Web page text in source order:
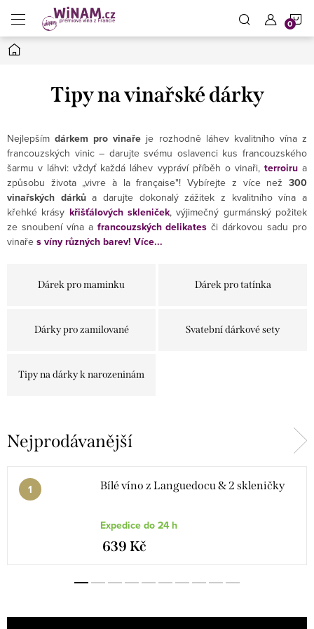
obsah
Domů
Tipy na vinařské dárky
Nejlepšímdárkem pro vinaře je rozhodně láhev kvalitního vína z
francouzských vinic – darujte svému oslavenci kus francouzského
šarmu v láhvi: vždyť každá láhev vypráví příběh o vinaři, terroirua
způsobu života „vivre à la française"! Vybírejte z více než 300
vinařských dárkůa darujte dokonalý zážitek z kvalitního vína a
křehké krásy křišťálových skleniček, výjimečný gurmánský požitek
ze snoubení vína a francouzských delikates či dárkovou sadu pro
vinaře s víny různých barev! Více...
Dárek pro maminku Dárek pro tatínka
Dárky pro zamilované Svatební dárkové sety
Tipy na dárky k narozeninám
Nejprodávanější
Bílé víno z Languedocu & 2 skleničky
Expedice do 24 h
639 Kč